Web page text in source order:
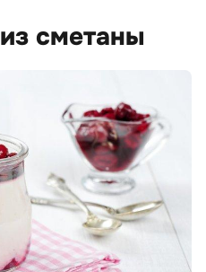
сметаны